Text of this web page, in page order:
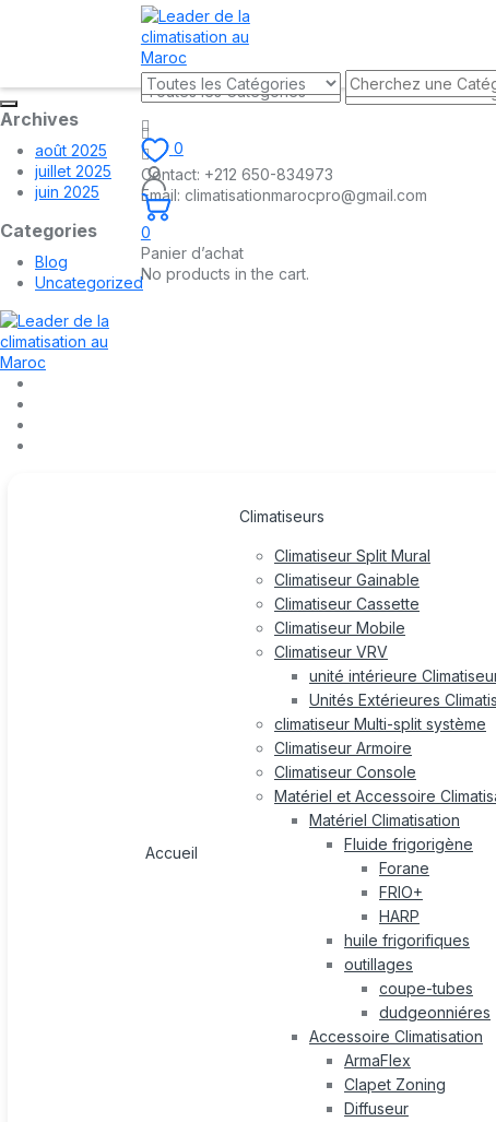
Archives
août 2025
juillet 2025
juin 2025
Categories
Blog
Uncategorized
Contact: +212 650-834973
Email: climatisationmarocpro@gmail.com
Accueil
Climatiseurs
Climatiseur Split Mural
Climatiseur Gainable
Climatiseur Cassette
Climatiseur Mobile
Climatiseur VRV
unité intérieure
Unités Extérieures
climatiseur Multi-split système
Climatiseur Armoire
Climatiseur Console
Matériel et Accessoire
Matériel Climatisation
Fluide frigorigène
Forane
FRIO+
HARP
huile frigorifiques
outillages
coupe-tubes
dudgeonniéres
Accessoire Climatisation
ArmaFlex
Clapet Zoning
Diffuseur
0
0
Panier d’achat
No products in the cart.